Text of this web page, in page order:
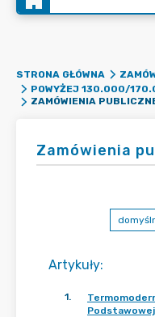
STRONA GŁÓWNA
POWYŻEJ 130.000/
ZAMÓWIENIA
Zamówienia
Artykuły:
1.
Podstawowej